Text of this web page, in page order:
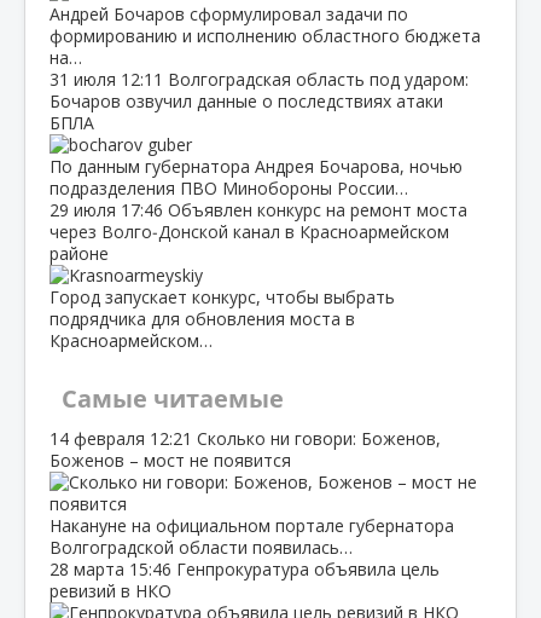
Андрей Бочаров сформулировал задачи по
формированию и исполнению областного бюджета
на…
31 июля 12:11 Волгоградская область под ударом:
Бочаров озвучил данные о последствиях атаки
БПЛА
По данным губернатора Андрея Бочарова, ночью
подразделения ПВО Минобороны России…
29 июля 17:46 Объявлен конкурс на ремонт моста
через Волго‑Донской канал в Красноармейском
районе
Город запускает конкурс, чтобы выбрать
подрядчика для обновления моста в
Красноармейском…
Самые читаемые
14 февраля 12:21 Сколько ни говори: Боженов,
Боженов – мост не появится
Накануне на официальном портале губернатора
Волгоградской области появилась…
28 марта 15:46 Генпрокуратура объявила цель
ревизий в НКО